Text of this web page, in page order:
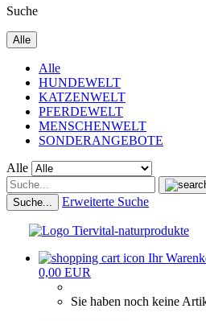
Suche
Alle
Alle
HUNDEWELT
KATZENWELT
PFERDEWELT
MENSCHENWELT
SONDERANGEBOTE
Alle
Suche... Erweiterte Suche
Ihr
0,00 EUR
Sie haben noch keine